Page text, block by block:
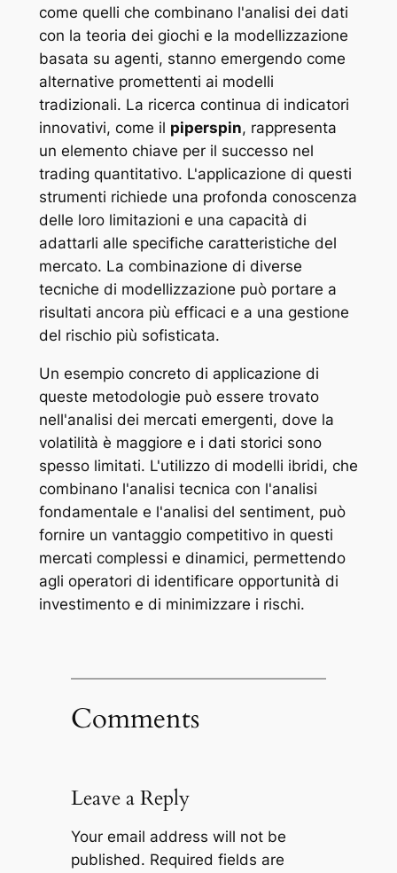
come quelli che combinano l'analisi dei dati
con la teoria dei giochi e la modellizzazione
basata su agenti, stanno emergendo come
alternative promettenti ai modelli
tradizionali. La ricerca continua di indicatori
innovativi, come il piperspin, rappresenta
un elemento chiave per il successo nel
trading quantitativo. L'applicazione di questi
strumenti richiede una profonda conoscenza
delle loro limitazioni e una capacità di
adattarli alle specifiche caratteristiche del
mercato. La combinazione di diverse
tecniche di modellizzazione può portare a
risultati ancora più efficaci e a una gestione
del rischio più sofisticata.
Un esempio concreto di applicazione di
queste metodologie può essere trovato
nell'analisi dei mercati emergenti, dove la
volatilità è maggiore e i dati storici sono
spesso limitati. L'utilizzo di modelli ibridi, che
combinano l'analisi tecnica con l'analisi
fondamentale e l'analisi del sentiment, può
fornire un vantaggio competitivo in questi
mercati complessi e dinamici, permettendo
agli operatori di identificare opportunità di
investimento e di minimizzare i rischi.
Comments
Leave a Reply
Your email address will not be
published. Required fields are